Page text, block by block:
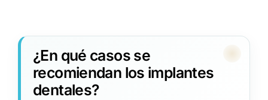
¿En qué casos se
recomiendan los implantes
dentales?